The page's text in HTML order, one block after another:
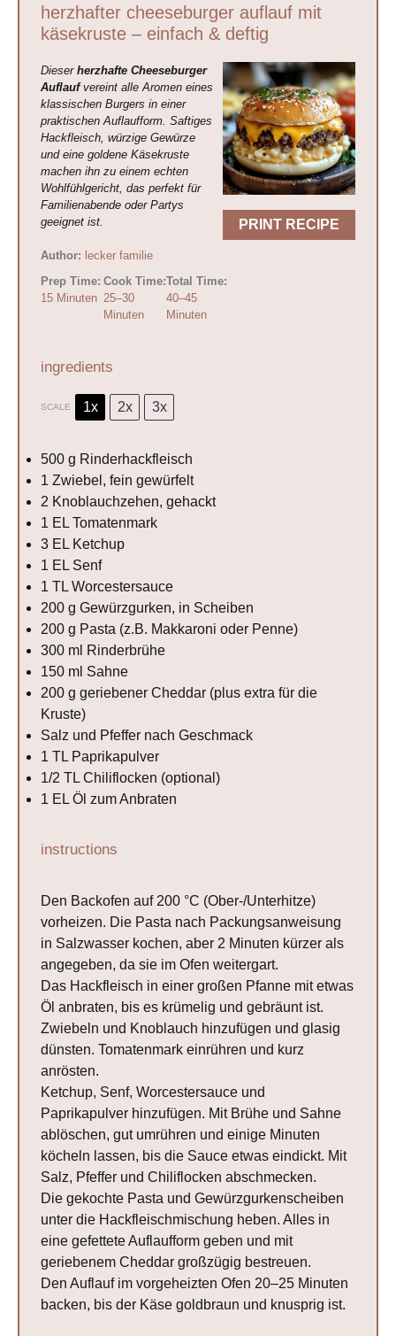
herzhafter cheeseburger auflauf mit
käsekruste – einfach & deftig
PRINT RECIPE
Dieserherzhafte Cheeseburger
Auflaufvereint alle Aromen eines
klassischen Burgers in einer
praktischen Auflaufform. Saftiges
Hackfleisch, würzige Gewürze
und eine goldene Käsekruste
machen ihn zu einem echten
Wohlfühlgericht, das perfekt für
Familienabende oder Partys
geeignet ist.
Author: lecker familie
Prep Time:
15 Minuten
Cook Time:
25–30
Minuten
Total Time:
40–45
Minuten
ingredients
SCALE 1x 2x 3x
500 g Rinderhackfleisch
1 Zwiebel, fein gewürfelt
2 Knoblauchzehen, gehackt
1 EL Tomatenmark
3 EL Ketchup
1 EL Senf
1 TL Worcestersauce
200 g Gewürzgurken, in Scheiben
200 g Pasta (z.B. Makkaroni oder Penne)
300 ml Rinderbrühe
150 ml Sahne
200 g geriebener Cheddar (plus extra für die
Kruste)
Salz und Pfeffer nach Geschmack
1 TL Paprikapulver
1/2 TL Chiliflocken (optional)
1 EL Öl zum Anbraten
instructions
Den Backofen auf 200 °C (Ober-/Unterhitze)
vorheizen. Die Pasta nach Packungsanweisung
in Salzwasser kochen, aber 2 Minuten kürzer als
angegeben, da sie im Ofen weitergart.
Das Hackfleisch in einer großen Pfanne mit etwas
Öl anbraten, bis es krümelig und gebräunt ist.
Zwiebeln und Knoblauch hinzufügen und glasig
dünsten. Tomatenmark einrühren und kurz
anrösten.
Ketchup, Senf, Worcestersauce und
Paprikapulver hinzufügen. Mit Brühe und Sahne
ablöschen, gut umrühren und einige Minuten
köcheln lassen, bis die Sauce etwas eindickt. Mit
Salz, Pfeffer und Chiliflocken abschmecken.
Die gekochte Pasta und Gewürzgurkenscheiben
unter die Hackfleischmischung heben. Alles in
eine gefettete Auflaufform geben und mit
geriebenem Cheddar großzügig bestreuen.
Den Auflauf im vorgeheizten Ofen 20–25 Minuten
backen, bis der Käse goldbraun und knusprig ist.